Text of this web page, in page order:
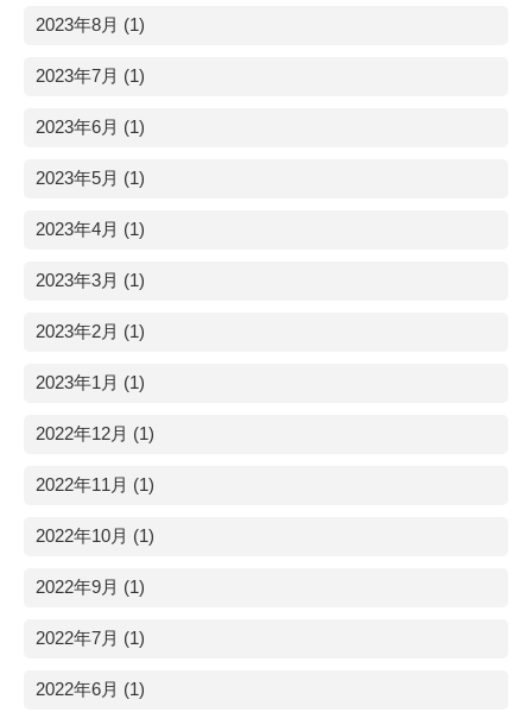
2023年8月 (1)
2023年7月 (1)
2023年6月 (1)
2023年5月 (1)
2023年4月 (1)
2023年3月 (1)
2023年2月 (1)
2023年1月 (1)
2022年12月 (1)
2022年11月 (1)
2022年10月 (1)
2022年9月 (1)
2022年7月 (1)
2022年6月 (1)